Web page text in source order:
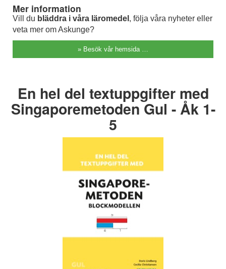
Mer information
Vill du bläddra i våra läromedel , följa våra nyheter eller
veta mer om Askunge?
» Besök vår hemsida …
En hel del textuppgifter med
Singaporemetoden Gul - Åk 1-
5